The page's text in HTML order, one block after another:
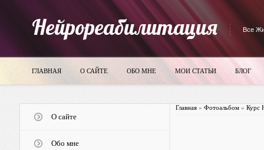
Нейрореабилитация Все
ГЛАВНАЯ О САЙТЕ ОБО МНЕ МОИ СТАТЬИ БЛОГ
О сайте
Обо мне
Главная» Фотоальбом» Курс